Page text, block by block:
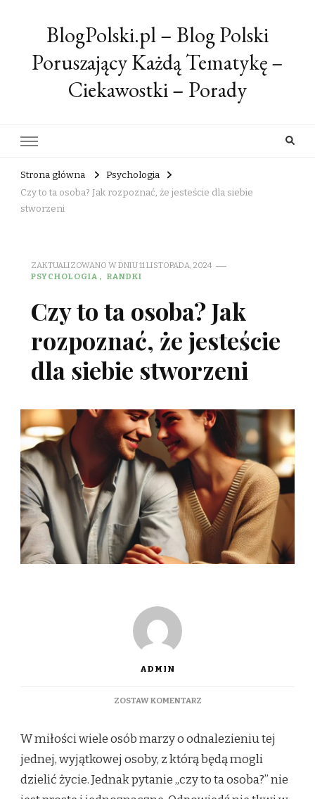
BlogPolski.pl – Blog Polski
Poruszający Każdą Tematykę –
Ciekawostki – Porady
Strona główna
Psychologia
Czy to ta osoba? Jak rozpoznać, że jesteście dla siebie
stworzeni
ZAKTUALIZOWANO W DNIU11 LISTOPADA, 2024
PSYCHOLOGIA
RANDKI
Czy to ta osoba? Jak
rozpoznać, że jesteście
dla siebie stworzeni
ADMIN
ZOSTAW KOMENTARZDO
TA
OSOBA?
JAK
ROZPOZNAĆ,
ŻE
W miłości wiele osób marzy o odnalezieniu tej
jednej, wyjątkowej osoby, z którą będą mogli
dzielić życie. Jednak pytanie „czy to ta osoba?” nie